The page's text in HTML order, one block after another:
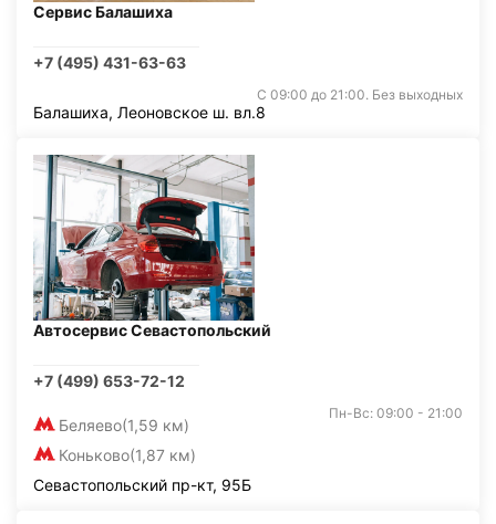
Сервис Балашиха
+7 (495) 431-63-63
С 09:00 до 21:00. Без выходных
Балашиха, Леоновское ш. вл.8
Автосервис Севастопольский
+7 (499) 653-72-12
Беляево(1,59 км)
Коньково(1,87 км)
Пн-Вс: 09:00 - 21:00
Севастопольский пр-кт, 95Б